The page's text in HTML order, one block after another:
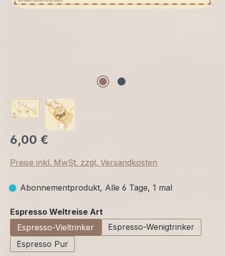
6,00 €
Preise inkl. MwSt. zzgl. Versandkosten
Abonnementprodukt, Alle 6 Tage, 1 mal
Espresso Weltreise Art
Espresso-Vieltrinker
Espresso-Wenigtrinker
Espresso Pur